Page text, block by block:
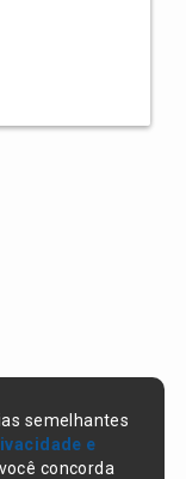
semelhantes
e
concorda